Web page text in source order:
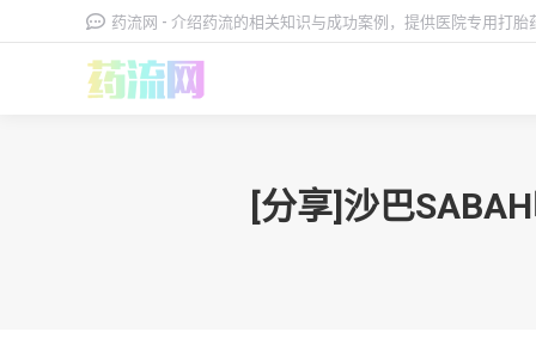
药流网 - 介绍药流的相关知识与成功案例，提供医院专用打
[分享]沙巴